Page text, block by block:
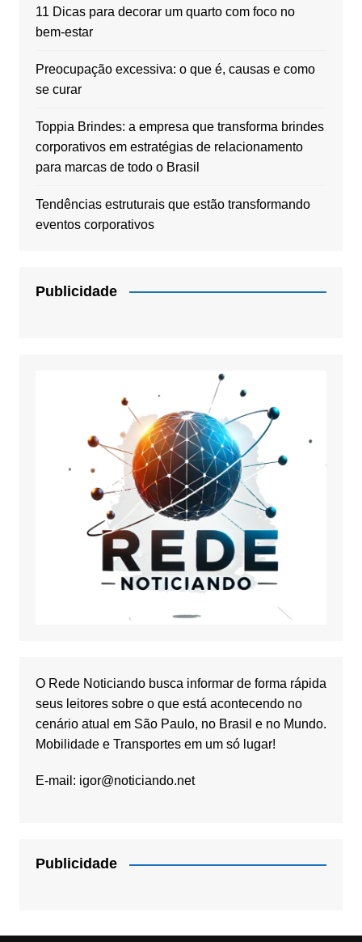
11 Dicas para decorar um quarto com foco no
bem-estar
Preocupação excessiva: o que é, causas e como
se curar
Toppia Brindes: a empresa que transforma brindes
corporativos em estratégias de relacionamento
para marcas de todo o Brasil
Tendências estruturais que estão transformando
eventos corporativos
Publicidade
O Rede Noticiando busca informar de forma rápida
seus leitores sobre o que está acontecendo no
cenário atual em São Paulo, no Brasil e no Mundo.
Mobilidade e Transportes em um só lugar!
E-mail: igor@noticiando.net
Publicidade